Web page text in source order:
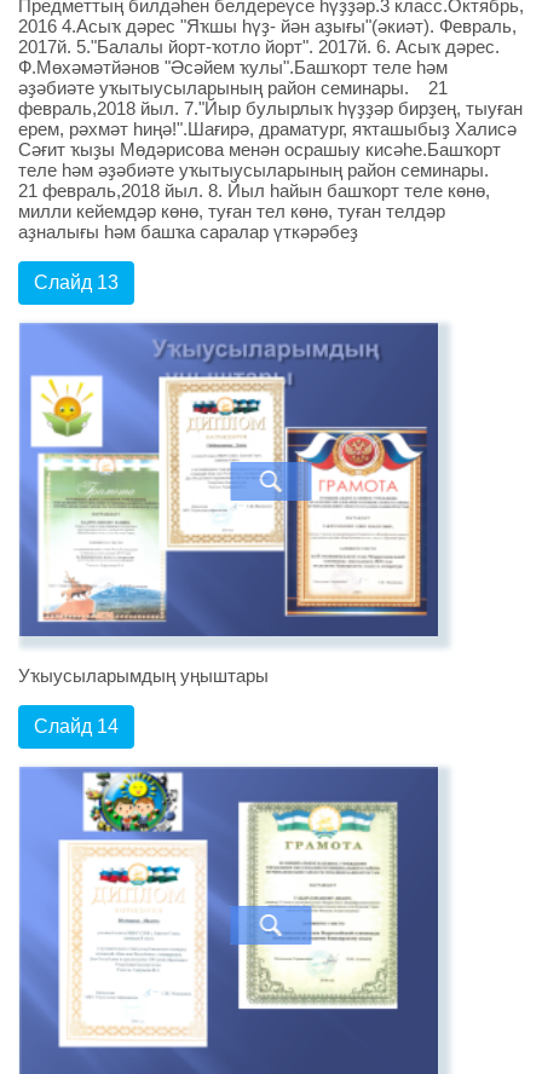
Предметтың билдәһен белдереүсе һүҙҙәр.3 класс.Октябрь,
2016 4.Асыҡ дәрес "Яҡшы һүҙ- йән аҙығы"(әкиәт). Февраль,
2017й. 5."Балалы йорт-ҡотло йорт". 2017й. 6. Асыҡ дәрес.
Ф.Мөхәмәтйәнов "Әсәйем ҡулы".Башҡорт теле һәм
әҙәбиәте уҡытыусыларының район семинары. 21
февраль,2018 йыл. 7."Йыр булырлыҡ һүҙҙәр бирҙең, тыуған
ерем, рәхмәт һиңә!".Шағирә, драматург, яҡташыбыҙ Халисә
Сәғит ҡыҙы Мөдәрисова менән осрашыу кисәһе.Башҡорт
теле һәм әҙәбиәте уҡытыусыларының район семинары.
21 февраль,2018 йыл. 8. Йыл һайын башҡорт теле көнө,
милли кейемдәр көнө, туған тел көнө, туған телдәр
аҙналығы һәм башҡа саралар үткәрәбеҙ
Слайд 13
Уҡыусыларымдың уңыштары
Слайд 14